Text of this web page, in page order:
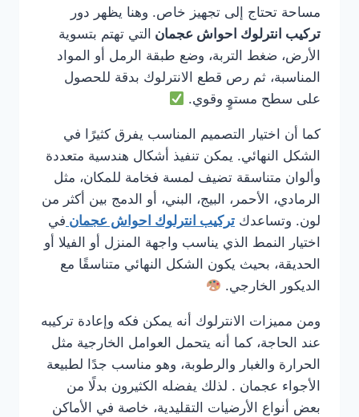
مساحة تحتاج إلى تجهيز خاص. وهنا يظهر دور
تركيب انترلوك احواش عجمان التي تهتم بتسوية
الأرض، ضغط التربة، وضع طبقة الرمل أو المواد
المناسبة، ثم رص قطع الانترلوك بدقة للحصول
على سطح مستوٍ وقوي.
كما أن اختيار التصميم المناسب يفرق كثيرًا في
الشكل النهائي. يمكن تنفيذ أشكال هندسية متعددة
وألوان متناسقة تضيف لمسة فخامة للمكان، مثل
الرمادي، الأحمر، البيج، البني، أو الدمج بين أكثر من
لون. وتساعدك تركيب انترلوك احواش عجمان في
اختيار النمط الذي يناسب واجهة المنزل أو الفيلا أو
الحديقة، بحيث يكون الشكل النهائي متناسقًا مع
الديكور الخارجي.
ومن مميزات الانترلوك أنه يمكن فكه وإعادة تركيبه
عند الحاجة، كما أنه يتحمل العوامل الخارجية مثل
الحرارة والغبار والرطوبة، وهو مناسب جدًا لطبيعة
الأجواء عجمان . لذلك يفضله الكثيرون بدلًا من
بعض أنواع الأرضيات التقليدية، خاصة في الأماكن